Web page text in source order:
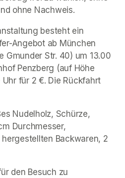
ohne Nachweis.
besteht ein
Angebot ab München
Gmunder Str. 40) um 13.00
Penzberg (auf Höhe
Uhr für 2 €. Die Rückfahrt
Nudelholz, Schürze,
Durchmesser,
Backwaren, 2
den Besuch zu